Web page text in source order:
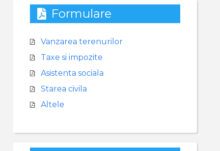
Formulare
Vanzarea terenurilor
Taxe si impozite
Asistenta sociala
Starea civila
Altele